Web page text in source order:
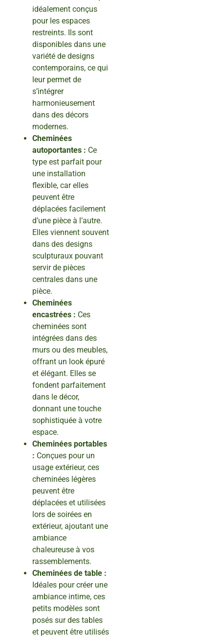
idéalement conçus
pour les espaces
restreints. Ils sont
disponibles dans une
variété de designs
contemporains, ce qui
leur permet de
s’intégrer
harmonieusement
dans des décors
modernes.
Cheminées
autoportantes : Ce
type est parfait pour
une installation
flexible, car elles
peuvent être
déplacées facilement
d’une pièce à l’autre.
Elles viennent souvent
dans des designs
sculpturaux pouvant
servir de pièces
centrales dans une
pièce.
Cheminées
encastrées : Ces
cheminées sont
intégrées dans des
murs ou des meubles,
offrant un look épuré
et élégant. Elles se
fondent parfaitement
dans le décor,
donnant une touche
sophistiquée à votre
espace.
Cheminées portables
: Conçues pour un
usage extérieur, ces
cheminées légères
peuvent être
déplacées et utilisées
lors de soirées en
extérieur, ajoutant une
ambiance
chaleureuse à vos
rassemblements.
Cheminées de table :
Idéales pour créer une
ambiance intime, ces
petits modèles sont
posés sur des tables
et peuvent être utilisés